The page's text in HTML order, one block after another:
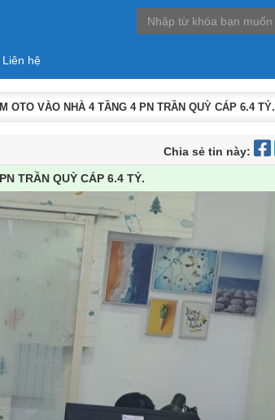
Liên hệ
OTO VÀO NHÀ 4 TẦNG 4 PN TRẦN QUỲ CÁP 6.4 TỶ.
Chia sẻ tin này:
TRẦN QUỲ CÁP 6.4 TỶ.